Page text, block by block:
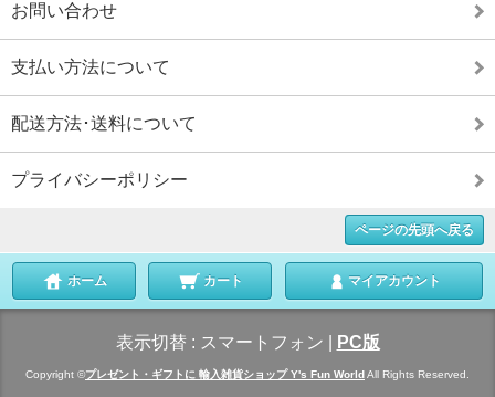
お問い合わせ
支払い方法について
配送方法･送料について
プライバシーポリシー
ページの先頭へ戻る
ホーム カート マイアカウント
表示切替 : スマートフォン PC版
Copyright ©プレゼント・ギフトに 輸入雑貨ショップ Y's Fun WorldAll Rights Reserved.